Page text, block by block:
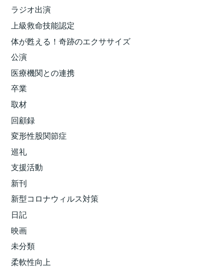
ラジオ出演
上級救命技能認定
体が甦える！奇跡のエクササイズ
公演
医療機関との連携
卒業
取材
回顧録
変形性股関節症
巡礼
支援活動
新刊
新型コロナウィルス対策
日記
映画
未分類
柔軟性向上